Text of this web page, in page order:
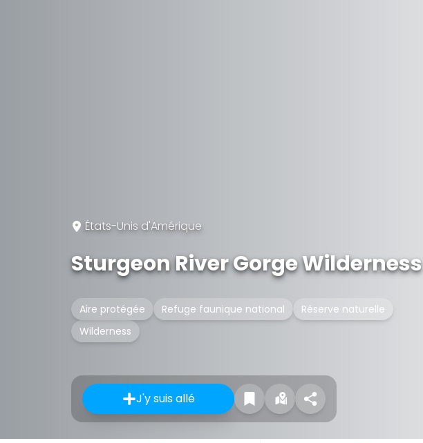
États-Unis d'Amérique
Sturgeon River Gorge Wilderness
Aire protégée Refuge faunique national
Réserve naturelle
Wilderness
J'y suis allé